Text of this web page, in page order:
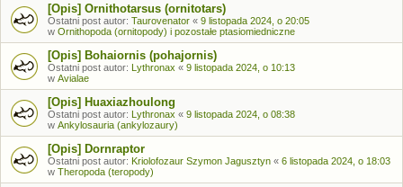
[Opis] Ornithotarsus (ornitotars)
Ostatni post autor: Taurovenator « 9 listopada 2024, o 20:05
w Ornithopoda (ornitopody) i pozostałe ptasiomiedniczne
[Opis] Bohaiornis (pohajornis)
Ostatni post autor: Lythronax « 9 listopada 2024, o 10:13
w Avialae
[Opis] Huaxiazhoulong
Ostatni post autor: Lythronax « 9 listopada 2024, o 08:38
w Ankylosauria (ankylozaury)
[Opis] Dornraptor
Ostatni post autor: Kriolofozaur Szymon Jagusztyn « 6 listopada 2024, o 18:03
w Theropoda (teropody)